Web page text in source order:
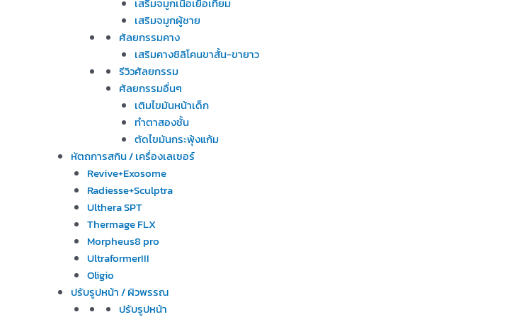
เสริมจมูกผู้ชาย
ศัลยกรรมคาง
เสริมคางซิลิโคนขาสั้น-ขายาว
รีวิวศัลยกรรม
ศัลยกรรมอื่นๆ
เติมไขมันหน้าเด็ก
ทำตาสองชั้น
ตัดไขมันกระพุ้งแก้ม
หัตถการสกิน / เครื่องเลเซอร์
Revive+Exosome
Radiesse+Sculptra
Ulthera SPT
Thermage FLX
Morpheus8 pro
UltraformerIII
Oligio
ปรับรูปหน้า / ผิวพรรณ
ปรับรูปหน้า